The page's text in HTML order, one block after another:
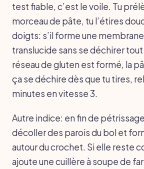
test fiable, c’est le voile. Tu
morceau de pâte, tu l’étires
doigts: s’il forme une
translucide sans se déchirer
réseau de gluten est formé, la
ça se déchire dès que tu tires,
minutes en vitesse 3.
Autre indice: en fin de
décoller des parois du bol et
autour du crochet. Si elle reste
ajoute une cuillère à soupe de